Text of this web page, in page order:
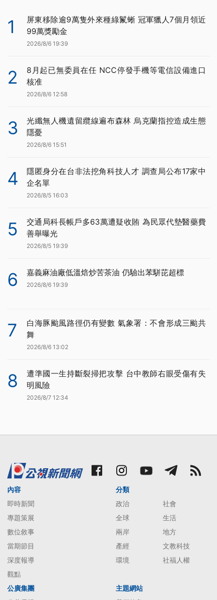
1
屏東移除逾9萬隻外來種綠鬣蜥 冠軍獵人7個月領近
99萬獎勵金
2026/8/6 19:39
2
8月起已無委員在任 NCC停發手機等電信設備進口
核准
2026/8/6 12:58
3
光纖無人機遺留纜線遍布森林 烏克蘭指控造成生態
隱憂
2026/8/6 15:51
4
隱匿身分在台非法挖角科技人才 調查局公布17家中
企名單
2026/8/5 16:03
5
交通局科長帳戶多63萬遭疑收賄 為民眾代墊醫藥費
善舉曝光
2026/8/5 19:39
6 嘉義麻油廠低溫焙炒苦茶油 仍驗出苯駢芘超標
2026/8/6 19:39
7
白海豚颱風路徑仍有變數 氣象署：不會形成三颱共
舞
2026/8/6 13:02
8
遭準國一生持斷裂掃把攻擊 台中教師右眼受傷有失
明風險
2026/8/7 12:34
內容
即時新聞
專題策展
數位敘事
當期節目
深度報導
觀點
分類
政治
社會
全球
生活
兩岸
地方
產經
文教科技
環境
社福人權
公廣集團
主題網站